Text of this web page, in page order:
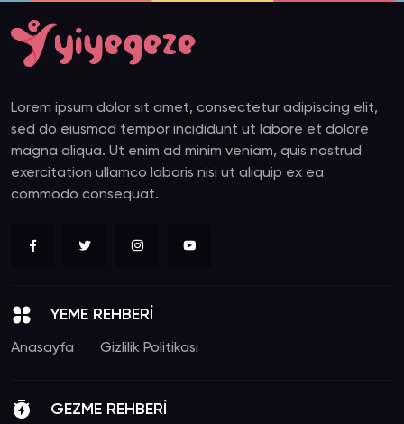
Lorem ipsum dolor sit amet, consectetur adipiscing elit,
sed do eiusmod tempor incididunt ut labore et dolore
magna aliqua. Ut enim ad minim veniam, quis nostrud
exercitation ullamco laboris nisi ut aliquip ex ea
commodo consequat.
YEME REHBERİ
Anasayfa Gizlilik Politikası
GEZME REHBERİ